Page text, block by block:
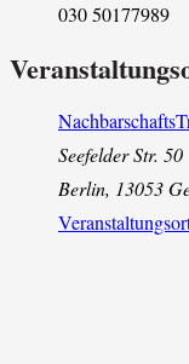
030 50177989
Seefelder Str. 50
Berlin, 13053